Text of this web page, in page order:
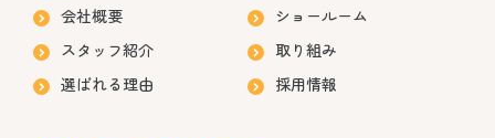
会社概要
ショールーム
スタッフ紹介
取り組み
選ばれる理由
採用情報